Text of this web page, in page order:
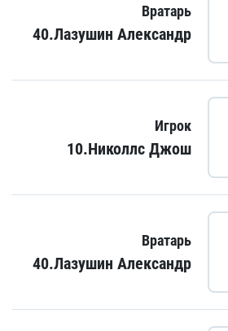
Вратарь
40.Лазушин Александр
Игрок
10.Николлс Джош
Вратарь
40.Лазушин Александр